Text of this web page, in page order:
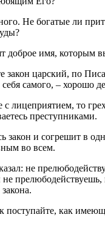
Не богатые ли
доброе имя, которым
закон царский, по
самого, – хорошо
с лицеприятием, то
преступниками.
закон и согрешит в
во всем.
не
не прелюбодействуешь,
поступайте, как